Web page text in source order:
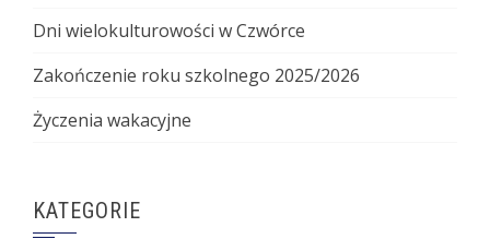
Dni wielokulturowości w Czwórce
Zakończenie roku szkolnego 2025/2026
Życzenia wakacyjne
KATEGORIE